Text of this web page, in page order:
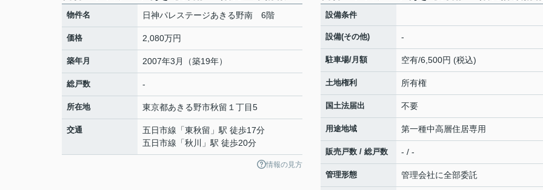
物件名 日神パレステージあきる野南 6階
価格 2,080万円
築年月 2007年3月（築19年）
総戸数 -
所在地 東京都あきる野市秋留 １丁目5
交通 五日市線 「東秋留 」駅 徒歩17分
五日市線 「秋川 」駅 徒歩20分
情報の見方
設備条件
設備(その他) -
駐車場/月額 空有/6,500円 (税込)
土地権利 所有権
国土法届出 不要
用途地域 第一種中高層住居専用
販売戸数 / 総戸数 - / -
管理形態 管理会社に全部委託